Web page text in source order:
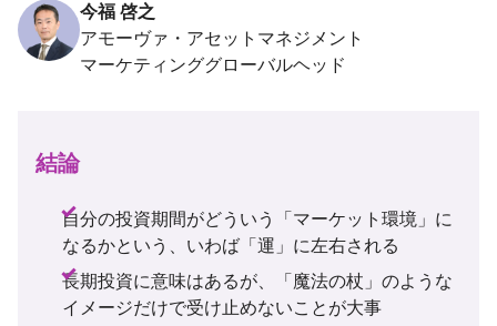
今福 啓之
アモーヴァ・アセットマネジメント
結論
自分の投資期間がどういう「マーケット環境」に
なるかという、いわば「運」に左右される
長期投資に意味はあるが、「魔法の杖」のような
イメージだけで受け止めないことが大事